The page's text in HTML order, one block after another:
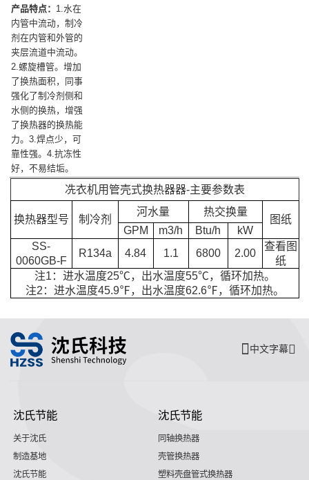
产品特点： 1.水在
内管中流动，制冷
剂在内管和外管的
夹层流道中流动。
2.螺旋槽管。增加
了换热面积，同事
强化了制冷剂侧和
水侧的换热，增强
了换热器的换热能
力。3.焊点少，可
靠性强。4.抗冻性
好，不易结垢。
冼衣机用管壳式换热器器-主要参数表
换热器型号 制冷剂
河水量 热交换量
图纸
GPM
m3/h Btu/h
kW
SS-
0060GB-F
R134a 4.84 1.1 6800 2.00
查看图
纸
注1：进水温度25℃，出水温度55℃，循环加热。
注2：进水温度45.9℉，出水温度62.6℉，循环加热。
中文字幕
沈氏节能
关于沈氏
制造基地
沈氏节能
沈氏节能
同轴换热器
壳管换热器
塑料壳盘管式换热器